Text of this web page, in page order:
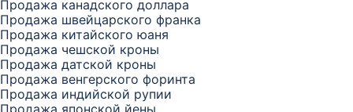
Продажа канадского доллара
Продажа швейцарского франка
Продажа китайского юаня
Продажа чешской кроны
Продажа датской кроны
Продажа венгерского форинта
Продажа индийской рупии
Продажа японской йены